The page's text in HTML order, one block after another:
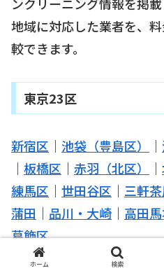
地域に対応した業者を、
較できます。
東京23区
新宿区 ｜ 池袋（豊島区） ｜
｜ 板橋区 ｜ 赤羽（北区） ｜
練馬区 ｜ 世田谷区 ｜ 三軒
蒲田 ｜ 品川・大崎 ｜ 高田
葛飾区
ホーム 検索